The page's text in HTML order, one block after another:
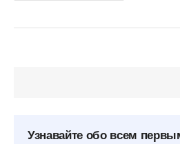
Узнавайте обо всем